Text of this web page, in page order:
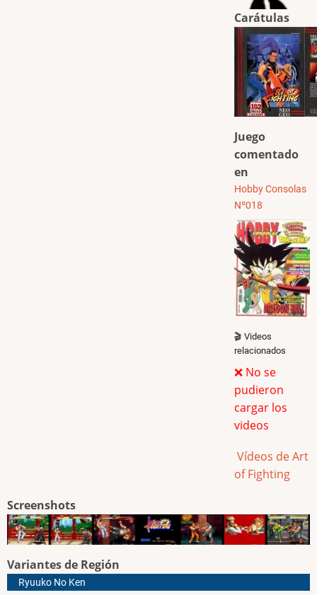
Carátulas
Juego
comentado
en
Hobby Consolas
Nº018
🎬 Videos
relacionados
❌ No se
pudieron
cargar los
videos
Vídeos de Art
of Fighting
Screenshots
Variantes de Región
Ryuuko No Ken